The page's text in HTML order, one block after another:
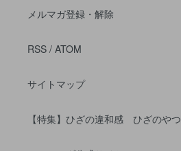
メルマガ登録・解除
RSS / ATOM
サイトマップ
【特集】ひざの違和感 ひざのやつ